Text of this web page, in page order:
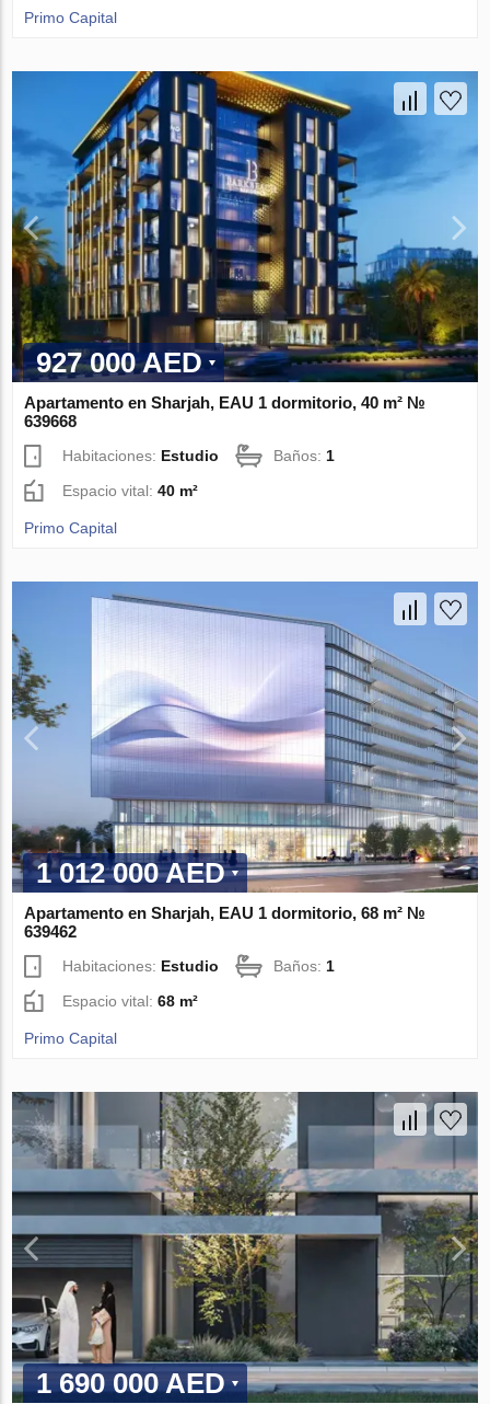
Primo Capital
927 000 AED
Apartamento en Sharjah, EAU 1 dormitorio, 40 m² №
639668
Habitaciones: Estudio Baños: 1
Espacio vital:40 m²
Primo Capital
1 012 000 AED
Apartamento en Sharjah, EAU 1 dormitorio, 68 m² №
639462
Habitaciones: Estudio Baños: 1
Espacio vital:68 m²
Primo Capital
1 690 000 AED